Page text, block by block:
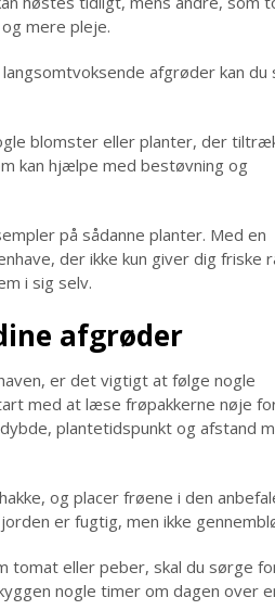
mere pleje.
afgrøder kan du
blomster eller planter, der
kan hjælpe med bestøvning og
på sådanne planter. Med en
der ikke kun giver dig friske
i sig selv.
afgrøder
er det vigtigt at følge nogle
med at læse frøpakkerne nøje
plantetidspunkt og afstand
og placer frøene i den
er fugtig, men ikke
tomat eller peber, skal du sørge
nogle timer om dagen over